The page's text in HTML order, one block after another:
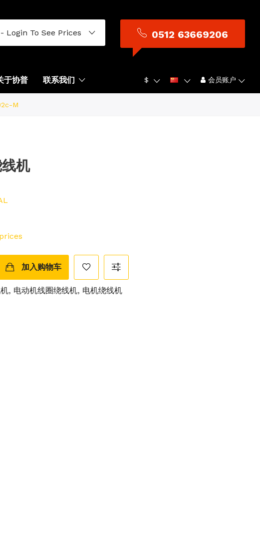
于协普 联系我们 $ 会员账户
Login To See Prices 0512 63669206
M
机
加入购物车
, 电动机线圈绕线机, 电机绕线机